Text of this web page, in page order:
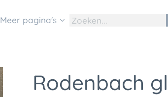
Meer pagina's
Rodenbach